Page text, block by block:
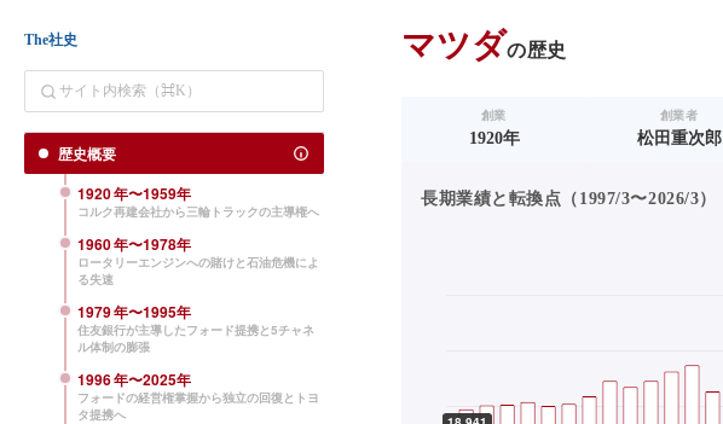
The社史
歴史概要
1920年〜1959年
コルク再建会社から三輪トラックの主導権へ
1960年〜1978年
ロータリーエンジンへの賭けと石油危機によ
る失速
1979年〜1995年
住友銀行が主導したフォード提携と5チャネ
ル体制の膨張
1996年〜2025年
フォードの経営権掌握から独立の回復とトヨ
タ提携へ
マツダの歴史
創業
1920年
創業者
松田重次郎
長期業績と転換点（1997/3〜2026/3）